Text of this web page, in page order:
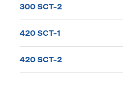
300 SCT-2
420 SCT-1
420 SCT-2